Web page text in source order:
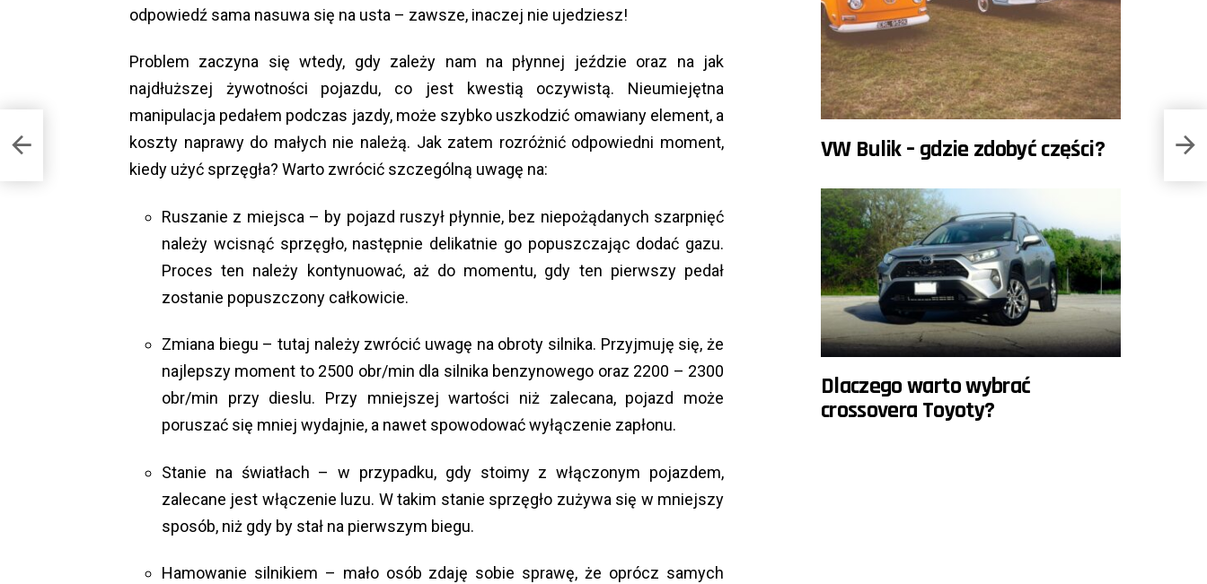
odpowiedź sama nasuwa się na usta – zawsze, inaczej nie ujedziesz!
Problem zaczyna się wtedy, gdy zależy nam na płynnej jeździe oraz na jak
najdłuższej żywotności pojazdu, co jest kwestią oczywistą. Nieumiejętna
manipulacja pedałem podczas jazdy, może szybko uszkodzić omawiany element, a
koszty naprawy do małych nie należą. Jak zatem rozróżnić odpowiedni moment,
kiedy użyć sprzęgła? Warto zwrócić szczególną uwagę na:
Ruszanie z miejsca – by pojazd ruszył płynnie, bez niepożądanych szarpnięć
należy wcisnąć sprzęgło, następnie delikatnie go popuszczając dodać gazu.
Proces ten należy kontynuować, aż do momentu, gdy ten pierwszy pedał
zostanie popuszczony całkowicie.
Zmiana biegu – tutaj należy zwrócić uwagę na obroty silnika. Przyjmuję się, że
najlepszy moment to 2500 obr/min dla silnika benzynowego oraz 2200 – 2300
obr/min przy dieslu. Przy mniejszej wartości niż zalecana, pojazd może
poruszać się mniej wydajnie, a nawet spowodować wyłączenie zapłonu.
Stanie na światłach – w przypadku, gdy stoimy z włączonym pojazdem,
zalecane jest włączenie luzu. W takim stanie sprzęgło zużywa się w mniejszy
sposób, niż gdy by stał na pierwszym biegu.
Hamowanie silnikiem – mało osób zdaję sobie sprawę, że oprócz samych
VW Bulik – gdzie zdobyć części?
Dlaczego warto wybrać
crossovera Toyoty?